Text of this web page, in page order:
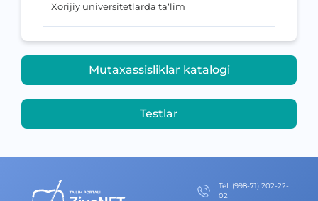
Xorijiy universitetlarda ta‘lim
Mutaxassisliklar katalogi
Testlar
Теl: (998-71) 202-22-
02